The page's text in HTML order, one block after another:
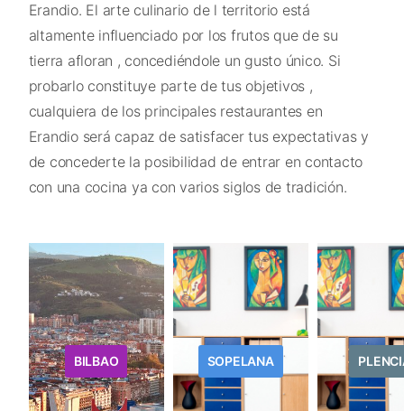
Erandio. El arte culinario de l territorio está
altamente influenciado por los frutos que de su
tierra afloran , concediéndole un gusto único. Si
probarlo constituye parte de tus objetivos ,
cualquiera de los principales restaurantes en
Erandio será capaz de satisfacer tus expectativas y
de concederte la posibilidad de entrar en contacto
con una cocina ya con varios siglos de tradición.
BILBAO SOPELANA